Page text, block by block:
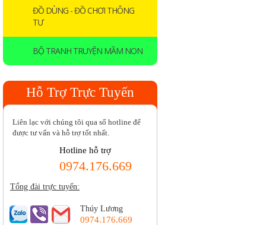
ĐỒ DÙNG - ĐỒ CHƠI THÔNG
TƯ
BỘ TRANH TRUYỆN MẦM NON
Hỗ Trợ Trực Tuyến
Liên lạc với chúng tôi qua số hotline để
được tư vấn và hỗ trợ tốt nhất.
Hotline hỗ trợ
0974.176.669
Tổng đài trực tuyến:
Thúy Lương
0974.176.669